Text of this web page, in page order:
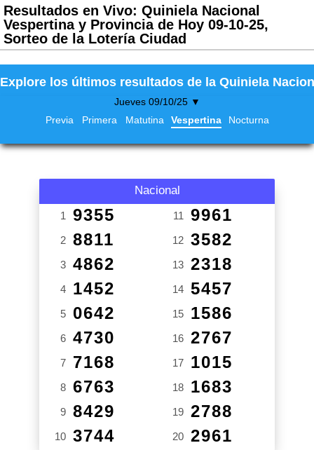
Resultados en Vivo: Quiniela Nacional
Vespertina y Provincia de Hoy 09-10-25,
Sorteo de la Lotería Ciudad
Explore los últimos resultados de la Quiniela
Jueves 09/10/25 ▼
Previa
Primera Matutina Vespertina Nocturna
Nacional
1 9355
2 8811
3 4862
4 1452
5 0642
6 4730
7 7168
8 6763
9 8429
10 3744
11 9961
12 3582
13 2318
14 5457
15 1586
16 2767
17 1015
18 1683
19 2788
20 2961